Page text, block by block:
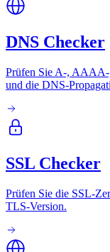
DNS Checker
Prüfen Sie A-,
und die DNS-
SSL Checker
Prüfen Sie die SSL-
TLS-Version.